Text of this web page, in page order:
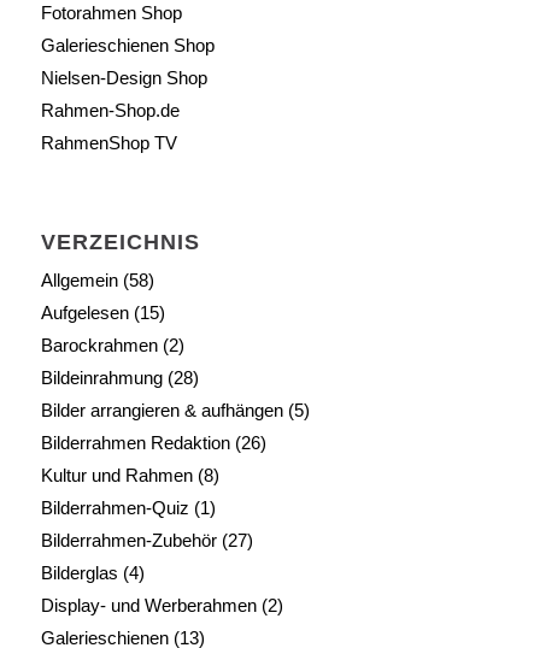
Fotorahmen Shop
Galerieschienen Shop
Nielsen-Design Shop
Rahmen-Shop.de
RahmenShop TV
VERZEICHNIS
Allgemein(58)
Aufgelesen(15)
Barockrahmen(2)
Bildeinrahmung(28)
Bilder arrangieren & aufhängen(5)
Bilderrahmen Redaktion(26)
Kultur und Rahmen(8)
Bilderrahmen-Quiz (1)
Bilderrahmen-Zubehör(27)
Bilderglas (4)
Display- und Werberahmen(2)
Galerieschienen(13)